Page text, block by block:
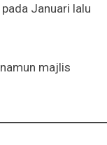
Januari lalu
majlis